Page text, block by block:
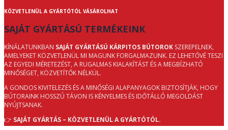
KÖZVETLENÜL A GYÁRTÓTÓL VÁSÁROLHAT
SAJÁT GYÁRTÁSÚ TERMÉKEINK
KÍNÁLATUNKBAN SAJÁT GYÁRTÁSÚ KÁRPITOS BÚTOROK SZEREPELNEK,
AMELYEKET KÖZVETLENÜL MI MAGUNK FORGALMAZUNK. EZ LEHETŐVÉ TESZI
AZ EGYEDI MÉRETEZÉST, A RUGALMAS KIALAKÍTÁST ÉS A MEGBÍZHATÓ
MINŐSÉGET, KÖZVETÍTŐK NÉLKÜL.
A GONDOS KIVITELEZÉS ÉS A MINŐSÉGI ALAPANYAGOK BIZTOSÍTJÁK, HOGY
BÚTORAINK HOSSZÚ TÁVON IS KÉNYELMES ÉS IDŐTÁLLÓ MEGOLDÁST
NYÚJTSANAK.
👉 SAJÁT GYÁRTÁS – KÖZVETLENÜL A GYÁRTÓTÓL.